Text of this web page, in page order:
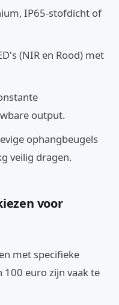
IP65-stofdicht of
(NIR en Rood) met
output.
ophangbeugels
veilig dragen.
voor
met specifieke
100 euro zijn vaak te